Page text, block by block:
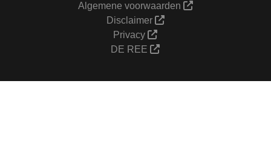
Algemene voorwaarden
Disclaimer
Privacy
DE REE